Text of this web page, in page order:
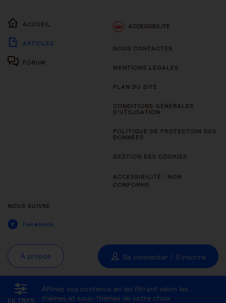
FILTRES
Affinez vos contenus en les filtrant selon les
thèmes et sous-thèmes de votre choix
Tous les thèmes Être aidant Être accompagné au quotidien
ACCUEIL
ARTICLES
FORUM
ACCESSIBILITÉ
NOUS CONTACTER
MENTIONS LÉGALES
PLAN DU SITE
CONDITIONS GÉNÉRALES
D’UTILISATION
POLITIQUE DE PROTECTION DES
DONNÉES
GESTION DES COOKIES
ACCESSIBILITÉ : NON
CONFORME
NOUS SUIVRE
Facebook
À propos Se connecter / S'inscrire